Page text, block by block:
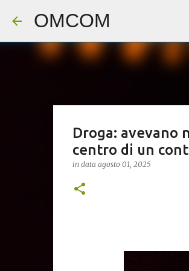
OMCOM
Droga: avevano
centro di un
in data agosto 01, 2025